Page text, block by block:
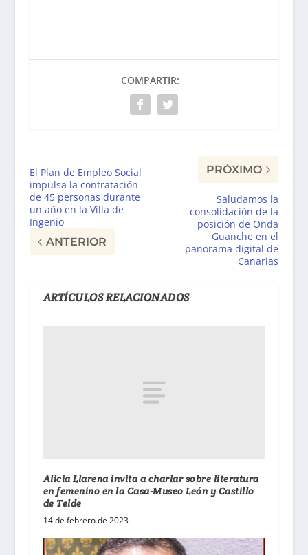
COMPARTIR:
El Plan de Empleo Social
impulsa la contratación
de 45 personas durante
un año en la Villa de
Ingenio
ANTERIOR
PRÓXIMO
Saludamos la
consolidación de la
posición de Onda
Guanche en el
panorama digital de
Canarias
ARTÍCULOS RELACIONADOS
Alicia Llarena invita a charlar sobre literatura
en femenino en la Casa-Museo León y Castillo
de Telde
14 de febrero de 2023